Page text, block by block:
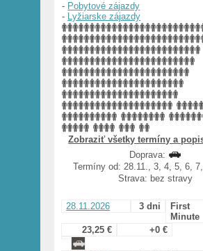
- Pobytové zájazdy
- Lyžiarske zájazdy
Zobraziť všetky termíny a
Doprava:
Termíny od: 28.11., 3, 4, 5, 6,
Strava: bez stravy
28.11.2026 3 dni
First
Minute
23,25 €
+0 €